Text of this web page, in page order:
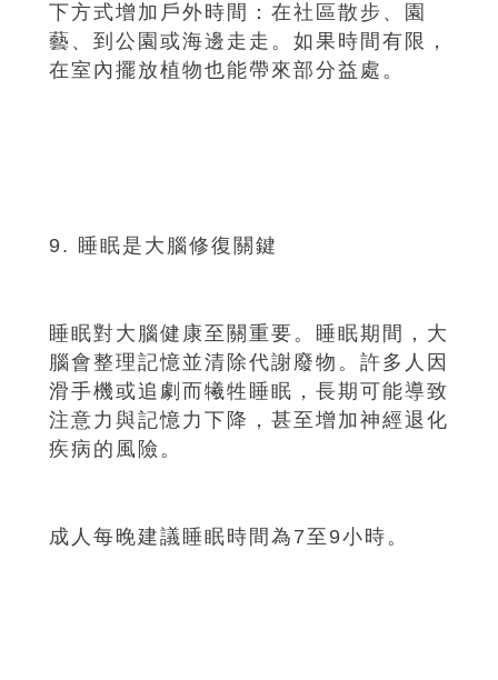
下方式增加戶外時間：在社區散步、園
藝、到公園或海邊走走。如果時間有限，
在室內擺放植物也能帶來部分益處。
9. 睡眠是大腦修復關鍵
睡眠對大腦健康至關重要。睡眠期間，大
腦會整理記憶並清除代謝廢物。許多人因
滑手機或追劇而犧牲睡眠，長期可能導致
注意力與記憶力下降，甚至增加神經退化
疾病的風險。
成人每晚建議睡眠時間為7至9小時。